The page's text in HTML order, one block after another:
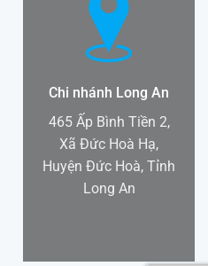
Chi nhánh Long An
465 Ấp Bình Tiền 2,
Xã Đức Hoà Hạ,
Huyện Đức Hoà, Tỉnh
Long An